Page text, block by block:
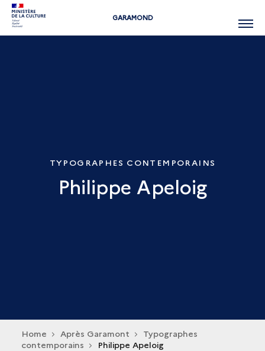
GARAMOND Menu
TYPOGRAPHES CONTEMPORAINS
Philippe Apeloig
Home Après Garamont
Typographes
contemporains
Philippe Apeloig